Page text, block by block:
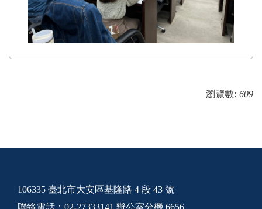
瀏覽數: 609
106335 臺北市大安區基隆路 4 段 43 號
聯絡電話：02-27333141 辦公室分機 6656